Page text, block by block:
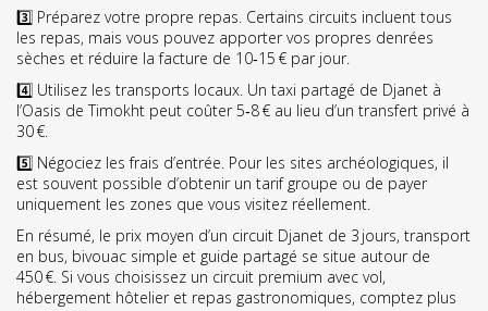
3️⃣ Préparez votre propre repas. Certains circuits incluent tous
les repas, mais vous pouvez apporter vos propres denrées
sèches et réduire la facture de 10‑15 € par jour.
4️⃣ Utilisez les transports locaux. Un taxi partagé de Djanet à
l’Oasis de Timokht peut coûter 5‑8 € au lieu d’un transfert privé à
30 €.
5️⃣ Négociez les frais d’entrée. Pour les sites archéologiques, il
est souvent possible d’obtenir un tarif groupe ou de payer
uniquement les zones que vous visitez réellement.
En résumé, le prix moyen d’un circuit Djanet de 3 jours, transport
en bus, bivouac simple et guide partagé se situe autour de
450 €. Si vous choisissez un circuit premium avec vol,
hébergement hôtelier et repas gastronomiques, comptez plus